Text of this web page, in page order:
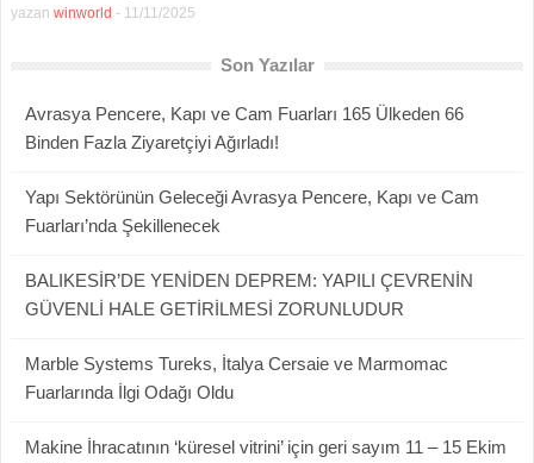
yazan winworld - 11/11/2025
Son Yazılar
Avrasya Pencere, Kapı ve Cam Fuarları 165 Ülkeden 66
Binden Fazla Ziyaretçiyi Ağırladı!
Yapı Sektörünün Geleceği Avrasya Pencere, Kapı ve Cam
Fuarları’nda Şekillenecek
BALIKESİR’DE YENİDEN DEPREM: YAPILI ÇEVRENİN
GÜVENLİ HALE GETİRİLMESİ ZORUNLUDUR
Marble Systems Tureks, İtalya Cersaie ve Marmomac
Fuarlarında İlgi Odağı Oldu
Makine İhracatının ‘küresel vitrini’ için geri sayım 11 – 15 Ekim